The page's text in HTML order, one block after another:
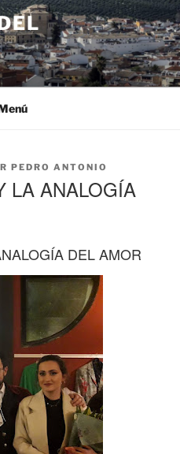
PEDRO ANTONIO
LA ANALOGÍA
DEL AMOR